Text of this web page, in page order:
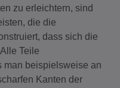
zu erleichtern, sind
die die
dass sich die
Teile
man beispielsweise an
Kanten der